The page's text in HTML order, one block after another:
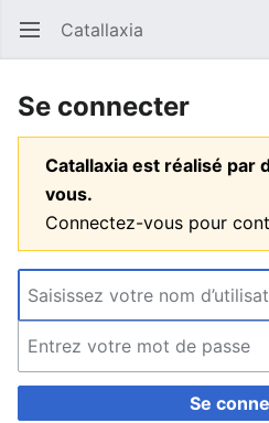
Ouvrir le menu principal Catallaxia
Se connecter
Catallaxia est réalisé par
vous.
Connectez-vous pour
Se